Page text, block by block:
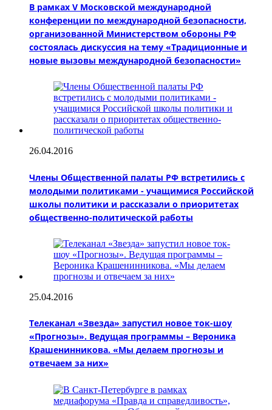
В рамках V Московской международной
конференции по международной безопасности,
организованной Министерством обороны РФ
состоялась дискуссия на тему «Традиционные и
новые вызовы международной безопасности»
26.04.2016
Члены Общественной палаты РФ встретились с
молодыми политиками - учащимися Российской
школы политики и рассказали о приоритетах
общественно-политической работы
25.04.2016
Телеканал «Звезда» запустил новое ток-шоу
«Прогнозы». Ведущая программы – Вероника
Крашенинникова. «Мы делаем прогнозы и
отвечаем за них»